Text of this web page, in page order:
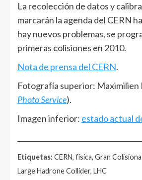
La recolección de datos y
marcarán la agenda del CERN
hay nuevos problemas, se
primeras colisiones en 2010.
Nota de prensa del CERN.
Fotografía superior: Maximilien
Photo Service).
Imagen inferior: estado actual
Etiquetas: CERN, física, Gran
Large Hadrone Collider, LHC